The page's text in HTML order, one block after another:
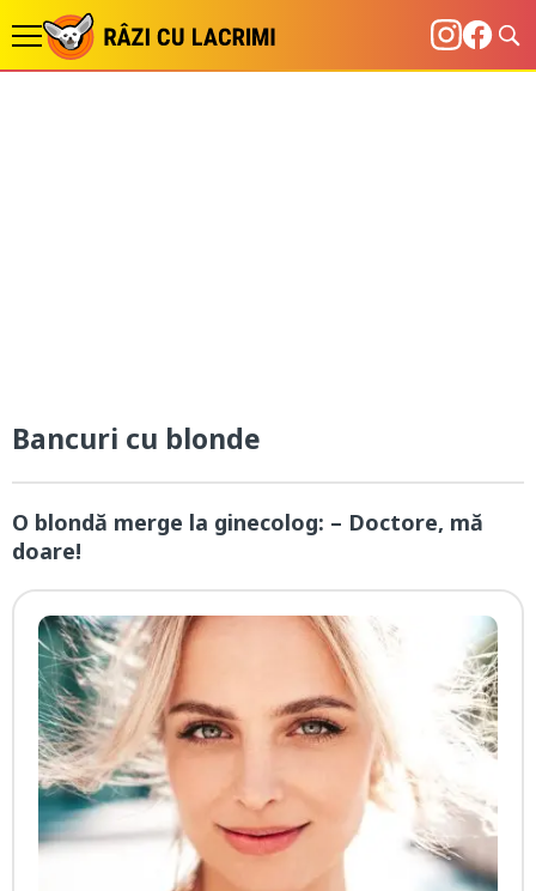
Bancuri cu blonde
O blondă merge la ginecolog: – Doctore, mă
doare!